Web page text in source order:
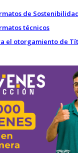
de
técnicos
el otorgamiento de